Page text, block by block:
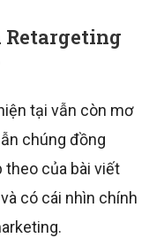
Retargeting
tại vẫn còn mơ
chúng đồng
theo của bài viết
có cái nhìn chính